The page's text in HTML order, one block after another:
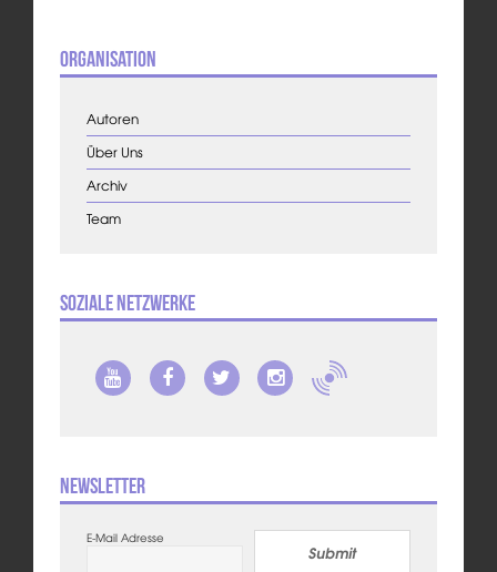
Organisation
Autoren
Über Uns
Archiv
Team
Soziale Netzwerke
Newsletter
E-Mail Adresse
Submit